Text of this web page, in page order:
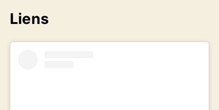
Liens